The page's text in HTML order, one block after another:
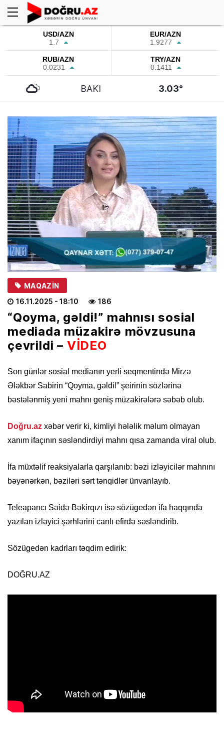
USD/AZN
1.7
EUR/AZN
1.9277
RUB/AZN
0.0231
TRY/AZN
0.1411
BAKI 3.03°
MAQAZIN
16.11.2025 - 18:10 186
“Qoyma, gəldi!” mahnısı sosial
mediada müzakirə mövzusuna
çevrildi – VİDEO
Son günlər sosial medianın yerli seqmentində Mirzə
Ələkbər Sabirin “Qoyma, gəldi!” şeirinin sözlərinə
bəstələnmiş yeni mahnı geniş müzakirələrə səbəb olub.
Doğru.az xəbər verir ki, kimliyi hələlik məlum olmayan
xanım ifaçının səsləndirdiyi mahnı qısa zamanda viral olub.
İfa müxtəlif reaksiyalarla qarşılanıb: bəzi izləyicilər mahnını
bəyənərkən, bəziləri sərt tənqidlər ünvanlayıb.
Teleaparıcı Səidə Bəkirqızı isə sözügedən ifa haqqında
yazılan izləyici şərhlərini canlı efirdə səsləndirib.
Sözügedən kadrları təqdim edirik:
DOĞRU.AZ